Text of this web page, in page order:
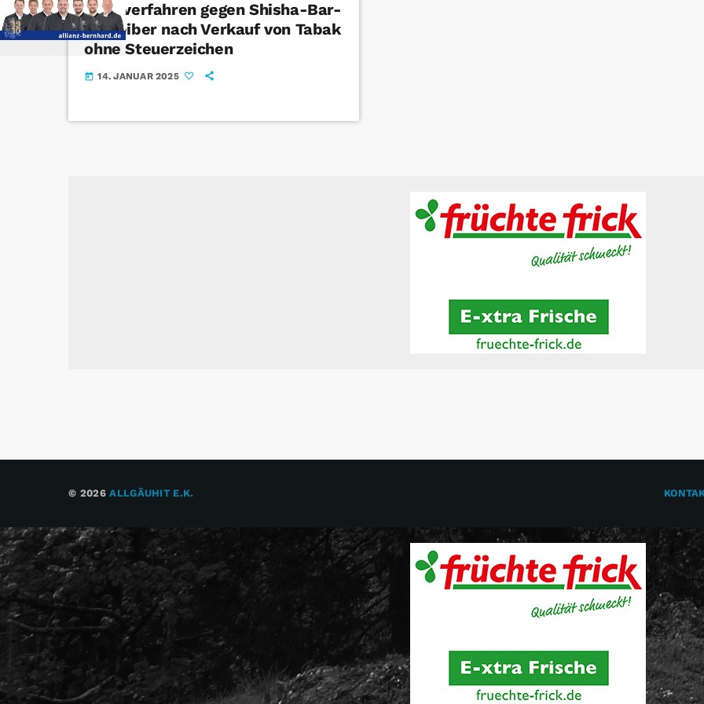
Strafverfahren gegen Shisha-Bar-
Betreiber nach Verkauf von Tabak
ohne Steuerzeichen
today 14. JANUAR 2025
© 2026ALLGÄUHIT E.K.